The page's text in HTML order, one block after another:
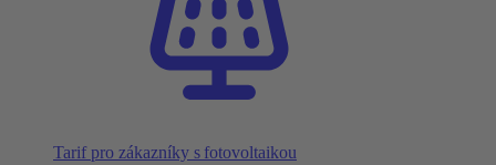
Tarif pro zákazníky s fotovoltaikou